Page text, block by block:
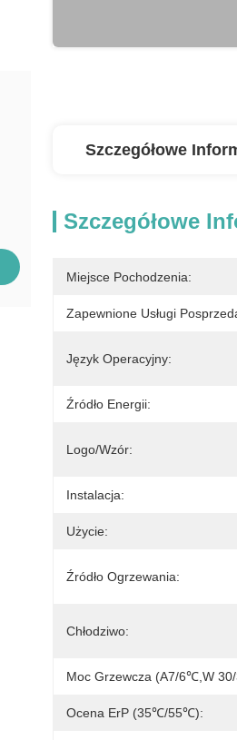
Szczegółowe
Szczegółowe
Miejsce Pochodzenia:
Zapewnione Usługi
Język Operacyjny:
Źródło Energii:
Logo/wzór:
Instalacja:
Użycie:
Źródło Ogrzewania:
Chłodziwo:
Moc Grzewcza (A7/6℃,W
Ocena ErP (35℃/55℃):